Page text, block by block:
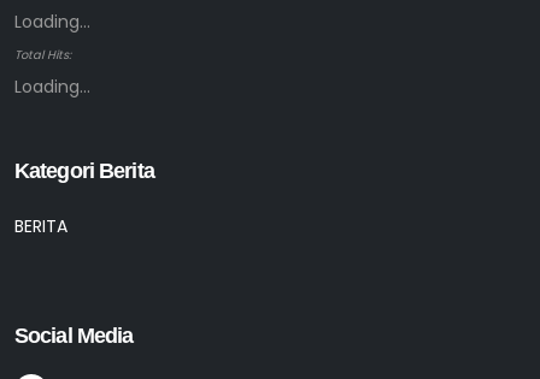
Loading...
Total Hits:
Loading...
Kategori Berita
BERITA
Social Media